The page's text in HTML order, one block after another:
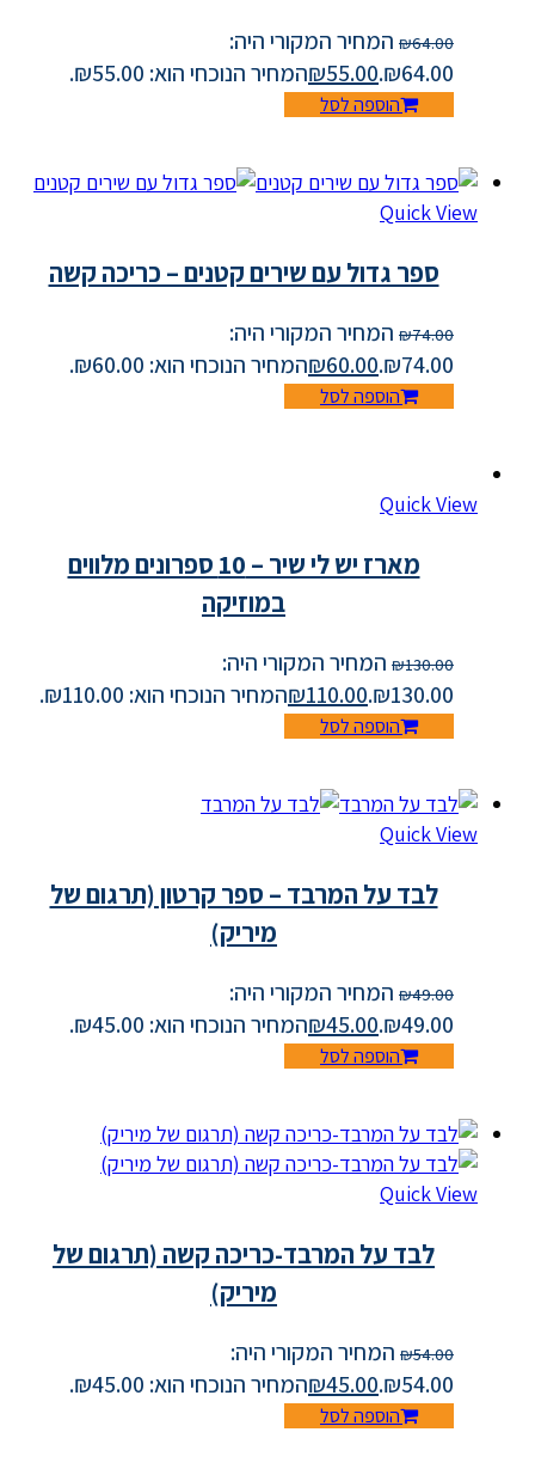
₪64.00
המחיר המקורי היה:
₪64.00.
₪55.00 המחיר הנוכחי הוא: ₪55.00.
הוספה לסל
Quick View
ספר גדול עם שירים קטנים – כריכה קשה
₪74.00
המחיר המקורי היה:
₪74.00.
₪60.00 המחיר הנוכחי הוא: ₪60.00.
הוספה לסל
Quick View
מארז יש לי שיר – 10 ספרונים מלווים
במוזיקה
₪130.00
המחיר המקורי היה:
₪130.00.
₪110.00 המחיר הנוכחי הוא: ₪110.00.
הוספה לסל
Quick View
לבד על המרבד – ספר קרטון (תרגום של
מיריק)
₪49.00
המחיר המקורי היה:
₪49.00.
₪45.00 המחיר הנוכחי הוא: ₪45.00.
הוספה לסל
Quick View
לבד על המרבד-כריכה קשה (תרגום של
מיריק)
₪54.00
המחיר המקורי היה:
₪54.00.
₪45.00 המחיר הנוכחי הוא: ₪45.00.
הוספה לסל